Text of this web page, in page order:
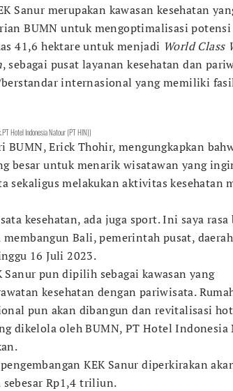
Sanur merupakan kawasan kesehatan
BUMN untuk mengoptimalisasi potensi
41,6 hektare untuk menjadi World Class
, sebagai pusat layanan kesehatan dan
internasional yang memiliki
Hotel Indonesia Natour (PT HIN))
BUMN, Erick Thohir, mengungkapkan
besar untuk menarik wisatawan yang
sekaligus melakukan aktivitas kesehatan
kesehatan, ada juga sport. Ini saya rasa
Bali, pemerintah pusat,
16 Juli 2023.
Sanur pun dipilih sebagai kawasan yang
kesehatan dengan pariwisata.
pun akan dibangun dan revitalisasi
dikelola oleh BUMN, PT Hotel Indonesia
KEK Sanur diperkirakan
sebesar Rp1,4 triliun.